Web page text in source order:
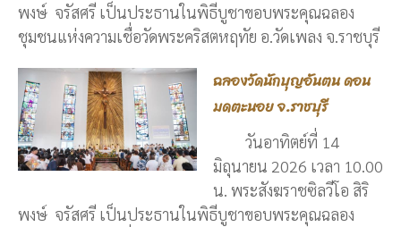
พงษ์ จรัสศรี เป็นประธานในพิธีบูชาขอบพระคุณฉลอง
ชุมชนแห่งความเชื่อวัดพระคริสตหฤทัย อ.วัดเพลง จ.ราชบุรี
ฉลองวัดนักบุญอันตน ดอน
มดตะนอย จ.ราชบุรี
วันอาทิตย์ที่ 14
มิถุนายน 2026 เวลา 10.00
น. พระสังฆราชซิลวีโอ สิริ
พงษ์ จรัสศรี เป็นประธานในพิธีบูชาขอบพระคุณฉลอง